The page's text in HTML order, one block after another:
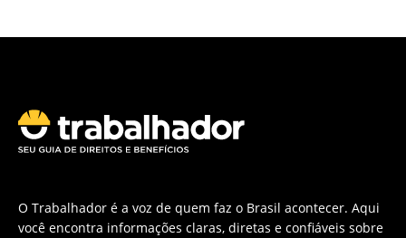
O Trabalhador é a voz de quem faz o Brasil acontecer. Aqui
você encontra informações claras, diretas e confiáveis sobre